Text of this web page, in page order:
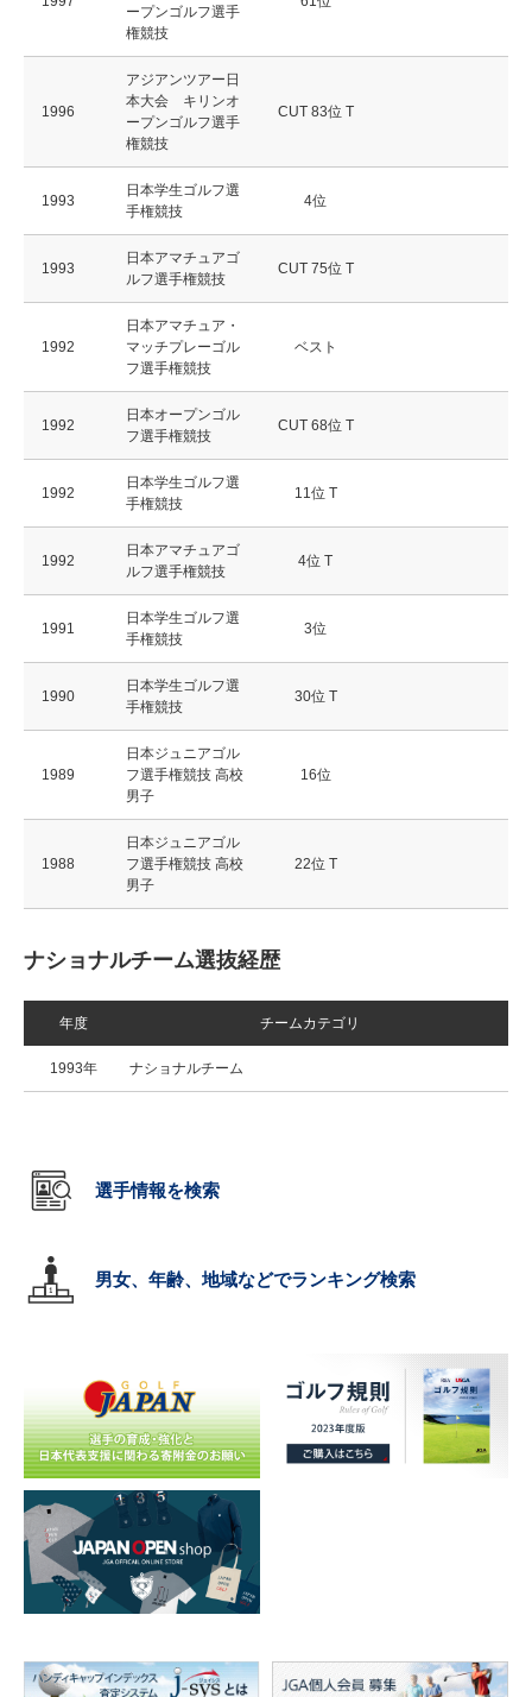
ープンゴルフ選手
権競技
1996
アジアンツアー日
本大会 キリンオ
ープンゴルフ選手
権競技
CUT 83位 T
1993
日本学生ゴルフ選
手権競技
4位
1993
日本アマチュアゴ
ルフ選手権競技
CUT 75位 T
1992
日本アマチュア・
マッチプレーゴル
フ選手権競技
ベスト
1992
日本オープンゴル
フ選手権競技
CUT 68位 T
1992
日本学生ゴルフ選
手権競技
11位 T
1992
日本アマチュアゴ
ルフ選手権競技
4位 T
1991
日本学生ゴルフ選
手権競技
3位
1990
日本学生ゴルフ選
手権競技
30位 T
1989
日本ジュニアゴル
フ選手権競技 高校
男子
16位
1988
日本ジュニアゴル
フ選手権競技 高校
男子
22位 T
ナショナルチーム選抜経歴
年度 チームカテゴリ
1993年 ナショナルチーム
選手情報を検索
男女、年齢、地域などでランキング検索